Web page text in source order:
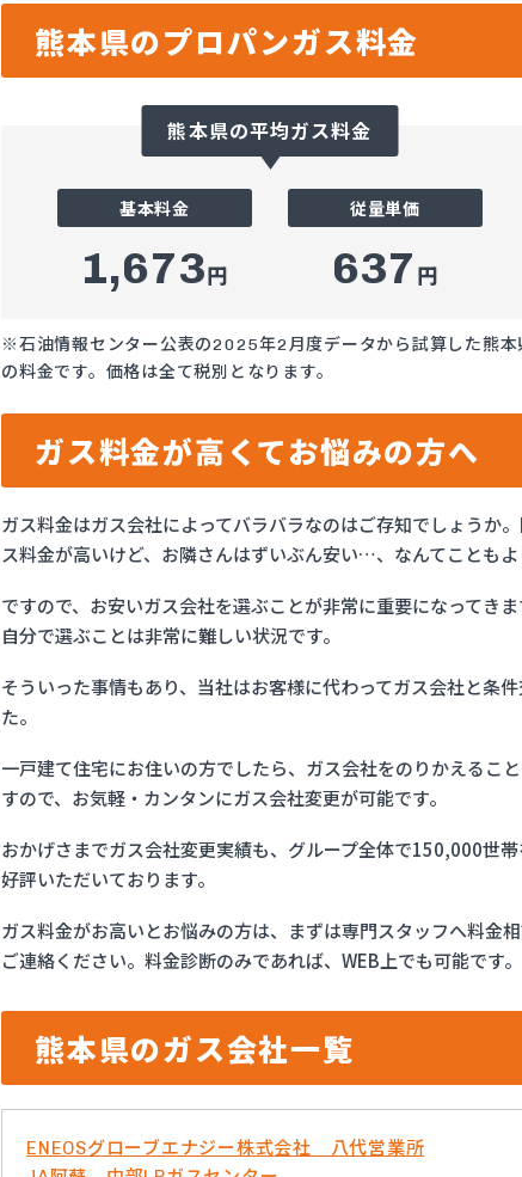
熊本県のプロパンガス料金
熊本県の平均ガス料金
基本料金
1,673円
従量単価
637 円
※石油情報センター公表の2025年2月度データから試算した熊本
の料金です。価格は全て税別となります。
ガス料金が高くてお悩みの方へ
ガス料金はガス会社によってバラバラなのはご存知でしょうか
ス料金が高いけど、お隣さんはずいぶん安い…、なんてこともよ
ですので、お安いガス会社を選ぶことが非常に重要になってき
自分で選ぶことは非常に難しい状況です。
そういった事情もあり、当社はお客様に代わってガス会社と条
た。
一戸建て住宅にお住いの方でしたら、ガス会社をのりかえるこ
すので、お気軽・カンタンにガス会社変更が可能です。
おかげさまでガス会社変更実績も、グループ全体で150,000世
好評いただいております。
ガス料金がお高いとお悩みの方は、まずは専門スタッフへ料金
ご連絡ください。料金診断のみであれば、WEB上でも可能です。
熊本県のガス会社一覧
ENEOSグローブエナジー株式会社 八代営業所